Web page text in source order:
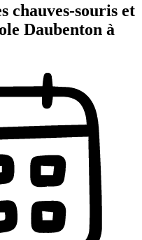
chauves-souris et
Daubenton à